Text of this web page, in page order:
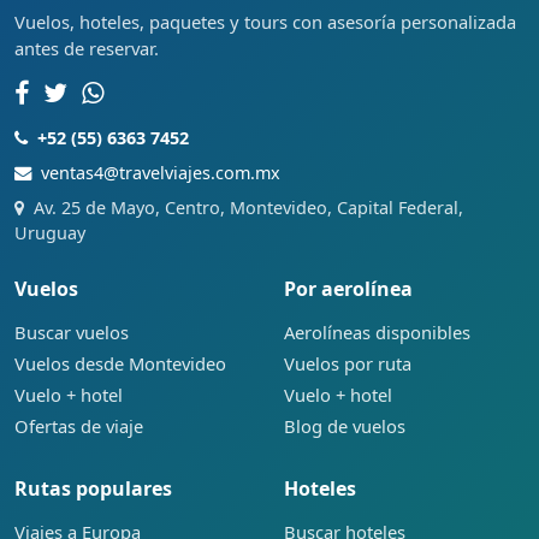
Vuelos, hoteles, paquetes y tours con asesoría personalizada
antes de reservar.
+52 (55) 6363 7452
ventas4@travelviajes.com.mx
Av. 25 de Mayo, Centro, Montevideo, Capital Federal,
Uruguay
Vuelos
Buscar vuelos
Vuelos desde Montevideo
Vuelo + hotel
Ofertas de viaje
Por aerolínea
Aerolíneas disponibles
Vuelos por ruta
Vuelo + hotel
Blog de vuelos
Rutas populares
Viajes a Europa
Hoteles
Buscar hoteles